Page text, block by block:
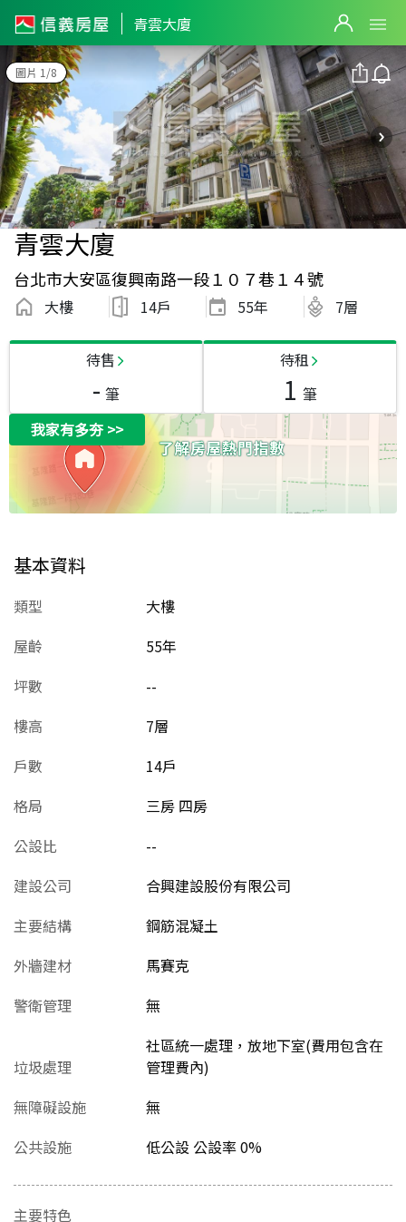
青雲大廈
圖片 1/8
青雲大廈
台北市大安區復興南路一段１０７巷１４號
大樓 14戶 55年 7層
待售
- 筆
待租
1 筆
我家有多夯>>
基本資料
類型
大樓
屋齡
55年
坪數
--
樓高
7層
戶數
14戶
格局
三房 四房
公設比
--
建設公司
合興建設股份有限公司
主要結構
鋼筋混凝土
外牆建材
馬賽克
警衛管理
無
垃圾處理
社區統一處理，放地下室(費用包含在
管理費內)
無障礙設施
無
公共設施
低公設 公設率 0%
主要特色